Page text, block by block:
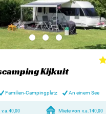
Kijkuit
Familien-Campingplatz An einem See
v.a. 40,00 Miete von v.a. 140,00